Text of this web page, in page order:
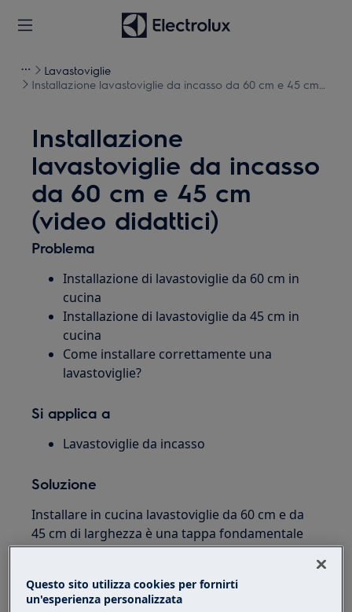
Lavastoviglie
Installazione lavastoviglie da incasso da 60 cm e 45 cm
Installazione
lavastoviglie da incasso
da 60 cm e 45 cm
(video didattici)
Problema
Installazione di lavastoviglie da 60 cm in
cucina
Installazione di lavastoviglie da 45 cm in
cucina
Come installare correttamente una
lavastoviglie?
Si applica a
Lavastoviglie da incasso
Soluzione
Installare in cucina lavastoviglie da 60 cm e da
45 cm di larghezza è una tappa fondamentale
per creare una cucina funzionale ed estetica.
Tuttavia, collegare una lavastoviglie può essere
una sfida che richiede gli strumenti giusti e le
Questo sito utilizza cookies per fornirti
un'esperienza personalizzata